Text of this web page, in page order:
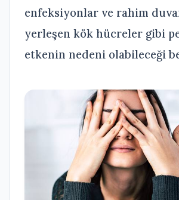
enfeksiyonlar ve rahim
yerleşen kök hücreler gibi
etkenin nedeni olabileceği